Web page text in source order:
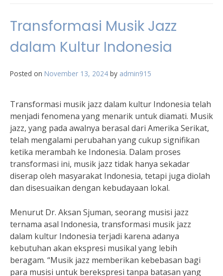
Transformasi Musik Jazz
dalam Kultur Indonesia
Posted on November 13, 2024 by admin915
Transformasi musik jazz dalam kultur Indonesia telah
menjadi fenomena yang menarik untuk diamati. Musik
jazz, yang pada awalnya berasal dari Amerika Serikat,
telah mengalami perubahan yang cukup signifikan
ketika merambah ke Indonesia. Dalam proses
transformasi ini, musik jazz tidak hanya sekadar
diserap oleh masyarakat Indonesia, tetapi juga diolah
dan disesuaikan dengan kebudayaan lokal.
Menurut Dr. Aksan Sjuman, seorang musisi jazz
ternama asal Indonesia, transformasi musik jazz
dalam kultur Indonesia terjadi karena adanya
kebutuhan akan ekspresi musikal yang lebih
beragam. “Musik jazz memberikan kebebasan bagi
para musisi untuk berekspresi tanpa batasan yang